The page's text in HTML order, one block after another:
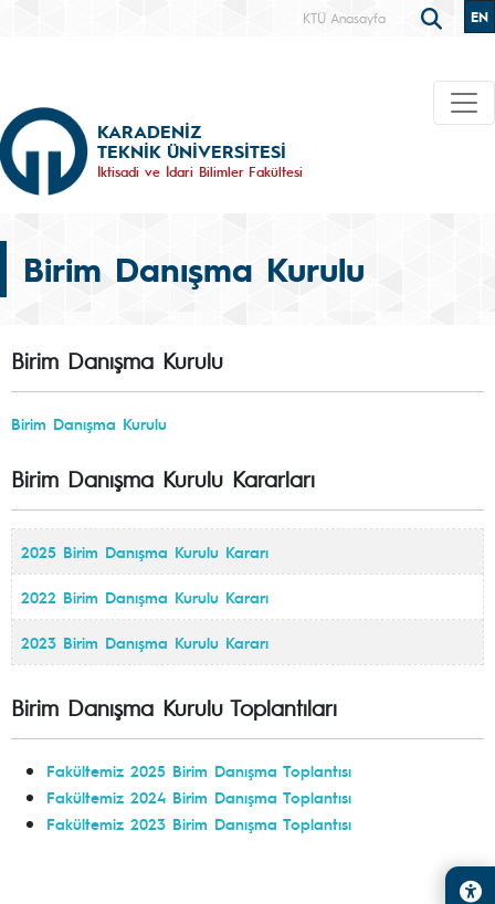
KTÜ Anasayfa EN
KARADENİZ
TEKNİK ÜNİVERSİTESİ
İktisadi ve İdari Bilimler Fakültesi
Birim Danışma Kurulu
Birim Danışma Kurulu
Birim Danışma Kurulu
Birim Danışma Kurulu Kararları
2025 Birim Danışma Kurulu Kararı
2022 Birim Danışma Kurulu Kararı
2023 Birim Danışma Kurulu Kararı
Birim Danışma Kurulu Toplantıları
Fakültemiz 2025 Birim Danışma Toplantısı
Fakültemiz 2024 Birim Danışma Toplantısı
Fakültemiz 2023 Birim Danışma Toplantısı